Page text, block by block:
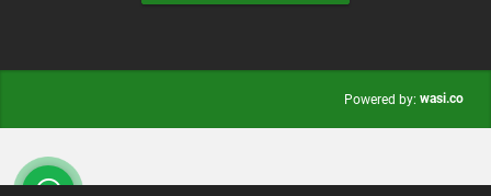
Powered by: wasi.co